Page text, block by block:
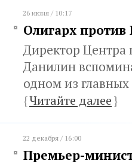
26 июня / 10:17
Олигарх против
Директор Центра
Данилин
одном из
{Читайте далее}
22 декабря / 16:00
Премьер-